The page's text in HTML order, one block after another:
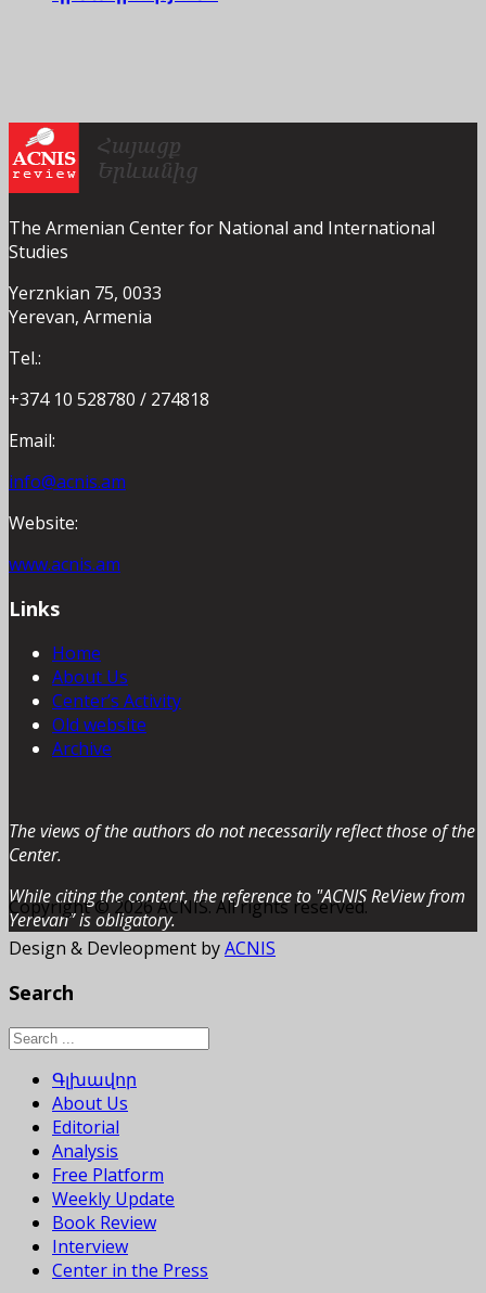
The Armenian Center for National and International
Studies
Yerznkian 75, 0033
Yerevan, Armenia
Tel.:
+374 10 528780 / 274818
Email:
info@acnis.am
Website:
www.acnis.am
Links
Home
About Us
Center’s Activity
Old website
Archive
The views of the authors do not necessarily reflect those of the
Center.
While citing the content, the reference to "ACNIS ReView from
Yerevan” is obligatory.
Copyright © 2026 ACNIS. All rights reserved.
Design & Devleopment byACNIS
Search
Գլխավոր
About Us
Editorial
Analysis
Free Platform
Weekly Update
Book Review
Interview
Center in the Press